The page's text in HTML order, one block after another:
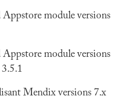
module versions
module versions
3.5.1
Mendix versions 7.x